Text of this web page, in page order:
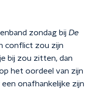
zondag bij De
conflict zou zijn
bij zou zitten, dan
het oordeel van zijn
onafhankelijke zijn